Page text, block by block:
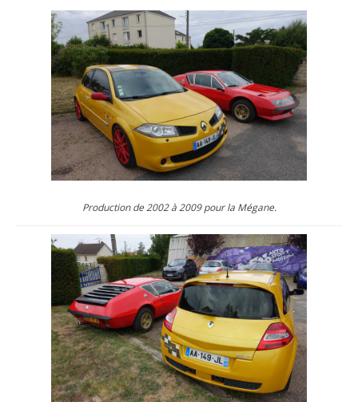
Production de 2002 à 2009 pour la Mégane.